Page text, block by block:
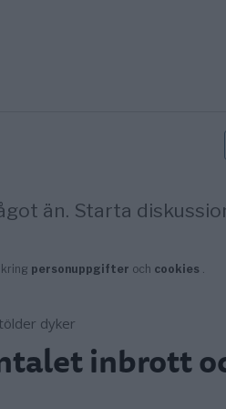
inbrott